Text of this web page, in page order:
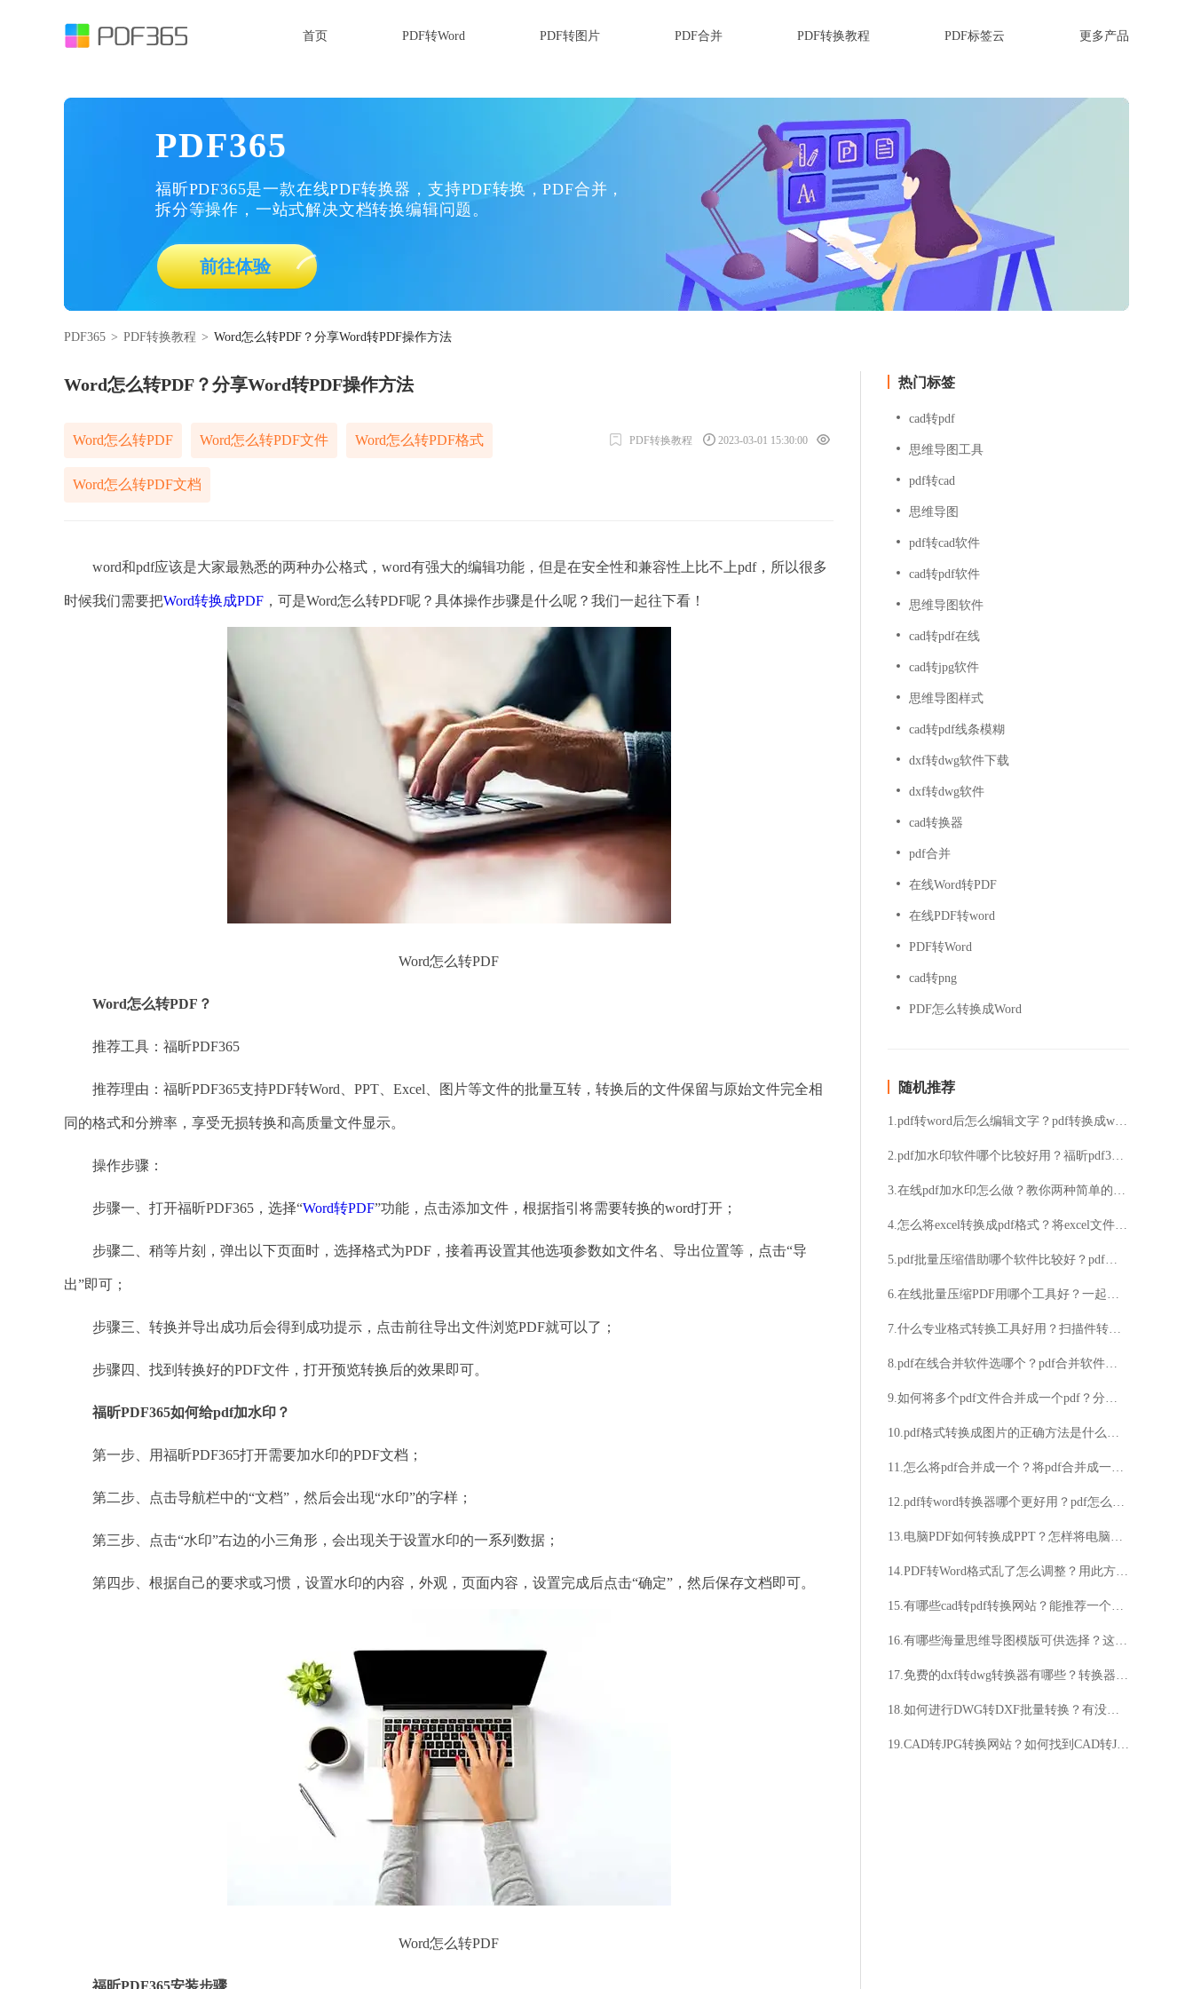
首页 PDF转Word PDF转图片 PDF合并 PDF转换教程 PDF标签云 更多产品
PDF365
福昕PDF365是一款在线PDF转换器，支持PDF转换，PDF合并，
拆分等操作，一站式解决文档转换编辑问题。
前往体验
PDF365 > PDF转换教程 > Word怎么转PDF？分享Word转PDF操作方法
Word怎么转PDF？分享Word转PDF操作方法
Word怎么转PDF Word怎么转PDF文件 Word怎么转PDF格式
Word怎么转PDF文档
PDF转换教程 2023-03-01 15:30:00
word和pdf应该是大家最熟悉的两种办公格式，word有强大的编辑功能，但是在安全性和兼容性上比不上pdf，所以很多
时候我们需要把Word转换成PDF ，可是Word怎么转PDF呢？具体操作步骤是什么呢？我们一起往下看！
Word怎么转PDF
Word怎么转PDF？
推荐工具：福昕PDF365
推荐理由：福昕PDF365支持PDF转Word、PPT、Excel、图片等文件的批量互转，转换后的文件保留与原始文件完全相
同的格式和分辨率，享受无损转换和高质量文件显示。
操作步骤：
步骤一、打开福昕PDF365，选择“Word转PDF”功能，点击添加文件，根据指引将需要转换的word打开；
步骤二、稍等片刻，弹出以下页面时，选择格式为PDF，接着再设置其他选项参数如文件名、导出位置等，点击“导
出”即可；
步骤三、转换并导出成功后会得到成功提示，点击前往导出文件浏览PDF就可以了；
步骤四、找到转换好的PDF文件，打开预览转换后的效果即可。
福昕PDF365如何给pdf加水印？
第一步、用福昕PDF365打开需要加水印的PDF文档；
第二步、点击导航栏中的“文档”，然后会出现“水印”的字样；
第三步、点击“水印”右边的小三角形，会出现关于设置水印的一系列数据；
第四步、根据自己的要求或习惯，设置水印的内容，外观，页面内容，设置完成后点击“确定”，然后保存文档即可。
Word怎么转PDF
福昕PDF365安装步骤
热门标签
cad转pdf
思维导图工具
pdf转cad
思维导图
pdf转cad软件
cad转pdf软件
思维导图软件
cad转pdf在线
cad转jpg软件
思维导图样式
cad转pdf线条模糊
dxf转dwg软件下载
dxf转dwg软件
cad转换器
pdf合并
在线Word转PDF
在线PDF转word
PDF转Word
cad转png
PDF怎么转换成Word
随机推荐
1.pdf转word后怎么编辑文字？pdf转换成word之后编辑文字的方法分享
2.pdf加水印软件哪个比较好用？福昕pdf365是一个不错的选择
3.在线pdf加水印怎么做？教你两种简单的方法
4.怎么将excel转换成pdf格式？将excel文件转换成pdf格式的方法
5.pdf批量压缩借助哪个软件比较好？pdf批量压缩步骤分享
6.在线批量压缩PDF用哪个工具好？一起了解下福昕PDF365吧
7.什么专业格式转换工具好用？扫描件转换Excel的方法步骤
8.pdf在线合并软件选哪个？pdf合并软件介绍
9.如何将多个pdf文件合并成一个pdf？分享简易方法
10.pdf格式转换成图片的正确方法是什么？pdf转换图片方法介绍
11.怎么将pdf合并成一个？将pdf合并成一个的方法
12.pdf转word转换器哪个更好用？pdf怎么转word免费的方法
13.电脑PDF如何转换成PPT？怎样将电脑上的PDF转换为PPT？
14.PDF转Word格式乱了怎么调整？用此方法立马解决
15.有哪些cad转pdf转换网站？能推荐一个好用的吗？
16.有哪些海量思维导图模版可供选择？这个网站的思维导图模版是否免费下载？
17.免费的dxf转dwg转换器有哪些？转换器能否保持文件质量？
18.如何进行DWG转DXF批量转换？有没有简便的方法？
19.CAD转JPG转换网站？如何找到CAD转JPG转换网站？